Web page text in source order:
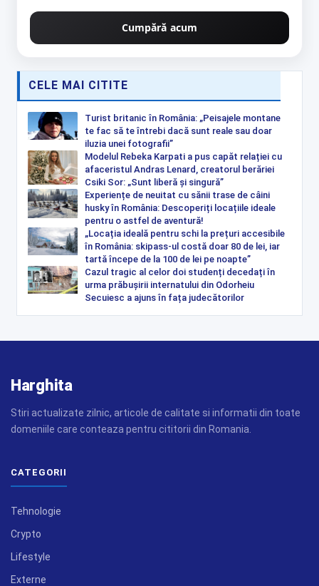
Cumpără acum
CELE MAI CITITE
Turist britanic în România: „Peisajele montane
te fac să te întrebi dacă sunt reale sau doar
iluzia unei fotografii”
Modelul Rebeka Karpati a pus capăt relației cu
afaceristul Andras Lenard, creatorul berăriei
Csiki Sor: „Sunt liberă și singură”
Experiențe de neuitat cu sănii trase de câini
husky în România: Descoperiți locațiile ideale
pentru o astfel de aventură!
„Locația ideală pentru schi la prețuri accesibile
în România: skipass-ul costă doar 80 de lei, iar
tartă începe de la 100 de lei pe noapte”
Cazul tragic al celor doi studenți decedați în
urma prăbușirii internatului din Odorheiu
Secuiesc a ajuns în fața judecătorilor
Harghita
Stiri actualizate zilnic, articole de calitate si informatii din toate
domeniile care conteaza pentru cititorii din Romania.
CATEGORII
Tehnologie
Crypto
Lifestyle
Externe